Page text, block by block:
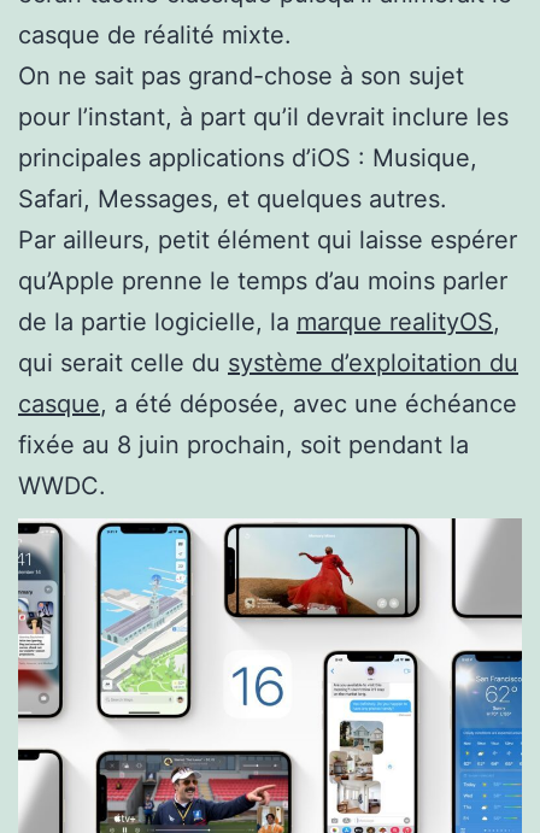
casque de réalité mixte.
On ne sait pas grand-chose à son sujet
pour l’instant, à part qu’il devrait inclure les
principales applications d’iOS : Musique,
Safari, Messages, et quelques autres.
Par ailleurs, petit élément qui laisse espérer
qu’Apple prenne le temps d’au moins parler
de la partie logicielle, la marque realityOS,
qui serait celle du système d’exploitation du
casque, a été déposée, avec une échéance
fixée au 8 juin prochain, soit pendant la
WWDC.